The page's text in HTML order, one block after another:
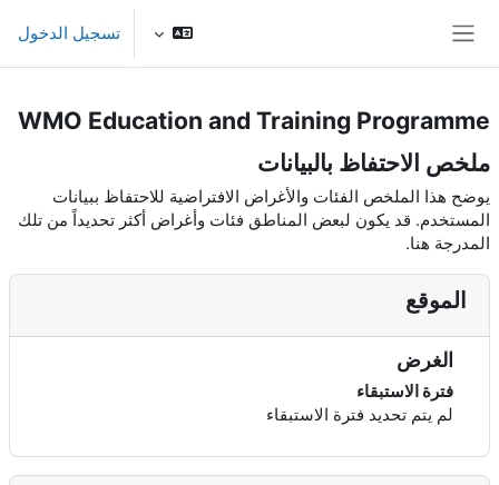
تسجيل الدخول
WMO Education and Training Programme
ملخص الاحتفاظ بالبيانات
يوضح هذا الملخص الفئات والأغراض الافتراضية للاحتفاظ ببيانات
المستخدم. قد يكون لبعض المناطق فئات وأغراض أكثر تحديداً من تلك
المدرجة هنا.
الموقع
الغرض
فترة الاستبقاء
لم يتم تحديد فترة الاستبقاء